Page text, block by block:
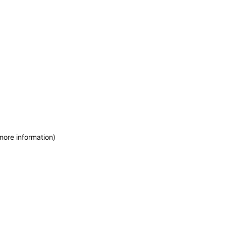
information)